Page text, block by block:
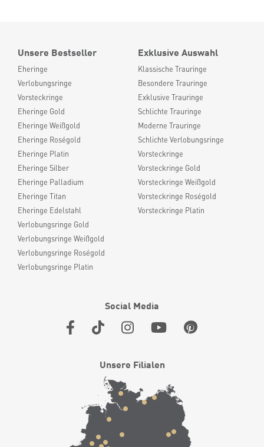
Unsere Bestseller
Eheringe
Verlobungsringe
Vorsteckringe
Eheringe Gold
Eheringe Weißgold
Eheringe Roségold
Eheringe Platin
Eheringe Silber
Eheringe Palladium
Eheringe Titan
Eheringe Edelstahl
Verlobungsringe Gold
Verlobungsringe Weißgold
Verlobungsringe Roségold
Verlobungsringe Platin
Exklusive Auswahl
Klassische Trauringe
Besondere Trauringe
Exklusive Trauringe
Schlichte Trauringe
Moderne Trauringe
Schlichte Verlobungsringe
Vorsteckringe
Vorsteckringe Gold
Vorsteckringe Weißgold
Vorsteckringe Roségold
Vorsteckringe Platin
Social Media
Unsere Filialen